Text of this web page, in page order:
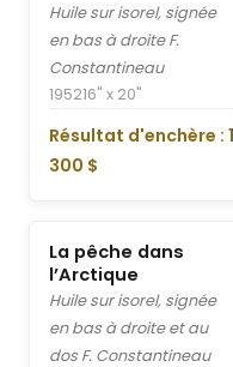
Huile sur isorel, signée
en bas à droite F.
Constantineau
195216" x 20"
Résultat d'enchère : 1
300 $
La pêche dans
l’Arctique
Huile sur isorel, signée
en bas à droite et au
dos F. Constantineau